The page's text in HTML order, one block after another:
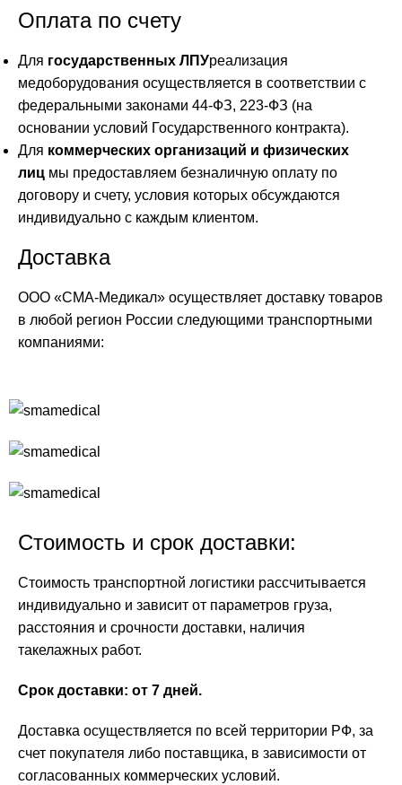
Оплата по счету
Для государственных ЛПУреализация
медоборудования осуществляется в соответствии с
федеральными законами 44-ФЗ, 223-ФЗ (на
основании условий Государственного контракта).
Для коммерческих организаций и физических
лиц мы предоставляем безналичную оплату по
договору и счету, условия которых обсуждаются
индивидуально с каждым клиентом.
Доставка
ООО «СМА-Медикал» осуществляет доставку товаров
в любой регион России следующими транспортными
компаниями:
Стоимость и срок доставки:
Стоимость транспортной логистики рассчитывается
индивидуально и зависит от параметров груза,
расстояния и срочности доставки, наличия
такелажных работ.
Срок доставки: от 7 дней.
Доставка осуществляется по всей территории РФ, за
счет покупателя либо поставщика, в зависимости от
согласованных коммерческих условий.